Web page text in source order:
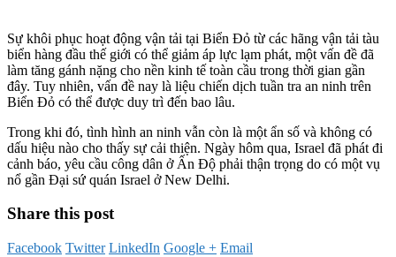
Sự khôi phục hoạt động vận tải tại Biển Đỏ từ các hãng vận tải tàu
biển hàng đầu thế giới có thể giảm áp lực lạm phát, một vấn đề đã
làm tăng gánh nặng cho nền kinh tế toàn cầu trong thời gian gần
đây. Tuy nhiên, vấn đề nay là liệu chiến dịch tuần tra an ninh trên
Biển Đỏ có thể được duy trì đến bao lâu.
Trong khi đó, tình hình an ninh vẫn còn là một ẩn số và không có
dấu hiệu nào cho thấy sự cải thiện. Ngày hôm qua, Israel đã phát đi
cảnh báo, yêu cầu công dân ở Ấn Độ phải thận trọng do có một vụ
nổ gần Đại sứ quán Israel ở New Delhi.
Share this post
Facebook Twitter LinkedIn Google + Email